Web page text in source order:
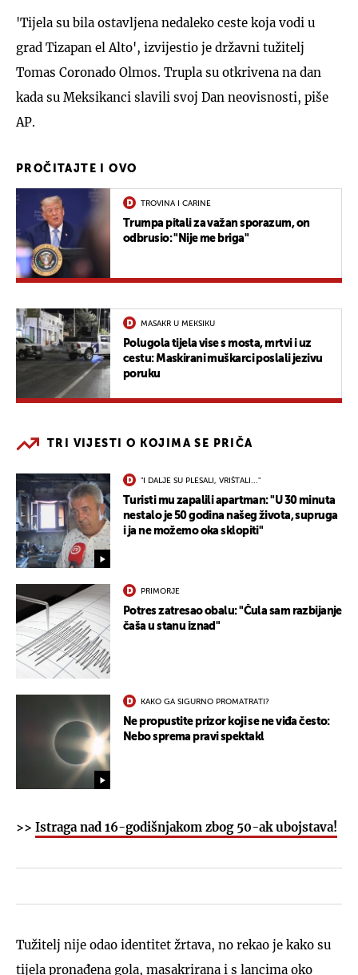
'Tijela su bila ostavljena nedaleko ceste koja vodi u
grad Tizapan el Alto', izvijestio je državni tužitelj
Tomas Coronado Olmos. Trupla su otkrivena na dan
kada su Meksikanci slavili svoj Dan neovisnosti, piše
AP.
PROČITAJTE I OVO
TROVINA I CARINE
Trumpa pitali za važan sporazum, on
odbrusio: "Nije me briga"
MASAKR U MEKSIKU
Polugola tijela vise s mosta, mrtvi i uz
cestu: Maskirani muškarci poslali jezivu
poruku
TRI VIJESTI O KOJIMA SE PRIČA
"I DALJE SU PLESALI, VRIŠTALI..."
Turisti mu zapalili apartman: "U 30 minuta
nestalo je 50 godina našeg života, supruga
i ja ne možemo oka sklopiti"
PRIMORJE
Potres zatresao obalu: "Čula sam razbijanje
čaša u stanu iznad"
KAKO GA SIGURNO PROMATRATI?
Ne propustite prizor koji se ne viđa često:
Nebo sprema pravi spektakl
>> Istraga nad 16-godišnjakom zbog 50-ak ubojstava!
Tužitelj nije odao identitet žrtava, no rekao je kako su
tijela pronađena gola, masakrirana i s lancima oko